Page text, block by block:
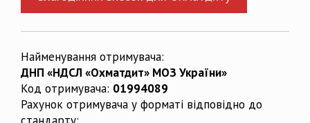
Найменування отримувача:
ДНП «НДСЛ «Охматдит» МОЗ України»
Код отримувача: 01994089
Рахунок отримувача у форматі відповідно до